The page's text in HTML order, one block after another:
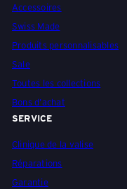
n
Accessoires
Swiss Made
Produits personnalisables
Sale
Toutes les collections
Bons d'achat
SERVICE
Clinique de la valise
Réparations
Garantie